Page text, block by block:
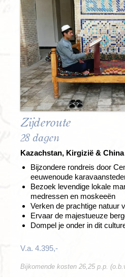
Zijderoute
28 dagen
Kazachstan, Kirgizië & China
Bijzondere rondreis door
eeuwenoude
Bezoek levendige lokale
medressen en moskeeën
Verken de prachtige natuur
Ervaar de majestueuze
Dompel je onder in dit
V.a. 4.395,-
Bijkomende kosten 26,25 p.p.